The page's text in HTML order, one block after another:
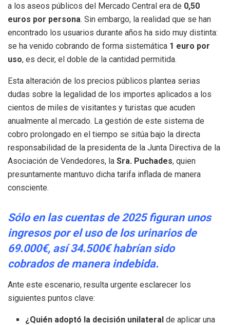
a los aseos públicos del Mercado Central era de 0,50
euros por persona. Sin embargo, la realidad que se han
encontrado los usuarios durante años ha sido muy distinta:
se ha venido cobrando de forma sistemática 1 euro por
uso, es decir, el doble de la cantidad permitida.
Esta alteración de los precios públicos plantea serias
dudas sobre la legalidad de los importes aplicados a los
cientos de miles de visitantes y turistas que acuden
anualmente al mercado. La gestión de este sistema de
cobro prolongado en el tiempo se sitúa bajo la directa
responsabilidad de la presidenta de la Junta Directiva de la
Asociación de Vendedores, la Sra. Puchades, quien
presuntamente mantuvo dicha tarifa inflada de manera
consciente.
Sólo en las cuentas de 2025 figuran unos
ingresos por el uso de los urinarios de
69.000€, así 34.500€ habrían sido
cobrados de manera indebida.
Ante este escenario, resulta urgente esclarecer los
siguientes puntos clave:
¿Quién adoptó la decisión unilateral de aplicar una